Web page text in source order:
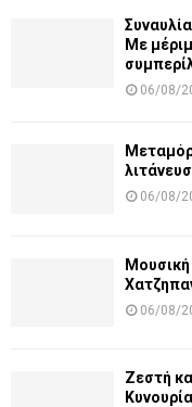
Με
06/08/
06/08/
Μουσική
06/08/
Ζεστή